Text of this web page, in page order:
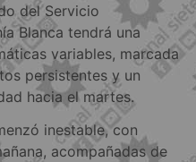
del Servicio
Blanca tendrá una
variables, marcada
persistentes y un
hacia el martes.
inestable, con
acompañadas de